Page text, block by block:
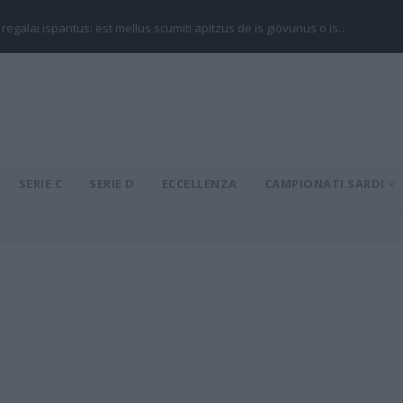
regalai ispantus: est mellus scumiti apitzus de is giòvunus o is…
SERIE C SERIE D ECCELLENZA CAMPIONATI SARDI